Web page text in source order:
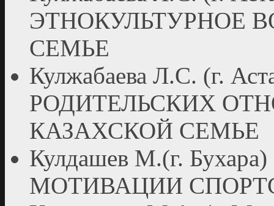
ЭТНОКУЛЬТУРНОЕ
СЕМЬЕ
Кулжабаева Л.С. (г.
РОДИТЕЛЬСКИХ
КАЗАХСКОЙ СЕМЬЕ
Кулдашев М.(г.
МОТИВАЦИИ